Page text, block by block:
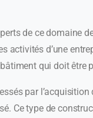
de ce domaine
activités d’une
qui doit être
par
Ce type de